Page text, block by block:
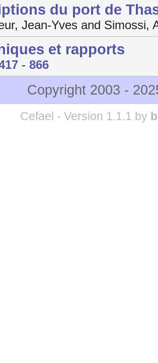
du port de
Jean-Yves and Simossi,
et rapports
- 866
Copyright 2003 -
Cefael - Version 1.1.1 by